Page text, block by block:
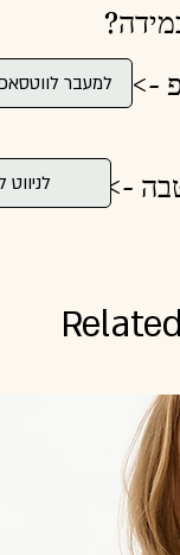
->
למעבר
->